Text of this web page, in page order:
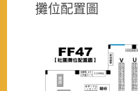
攤位配置圖